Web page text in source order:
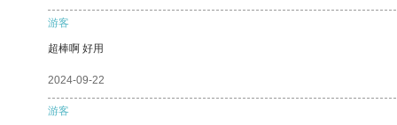
游客
超棒啊 好用
2024-09-22
游客